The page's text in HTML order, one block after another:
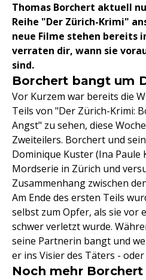
Thomas Borchert aktuell
Reihe "Der Zürich-Krimi"
neue Filme stehen bereits
verraten dir, wann sie
sind.
Borchert bangt um
Vor Kurzem war bereits die
Teils von "Der Zürich-Krimi:
Angst" zu sehen, diese
Zweiteilers. Borchert und
Dominique Kuster (Ina
Mordserie in Zürich und
Zusammenhang zwischen
Am Ende des ersten Teils
selbst zum Opfer, als sie vor
schwer verletzt wurde.
seine Partnerin bangt und
er ins Visier des Täters -
Noch mehr